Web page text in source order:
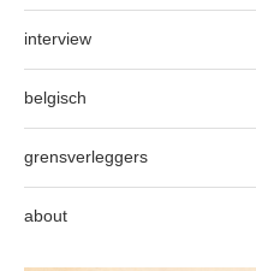
interview
belgisch
grensverleggers
about